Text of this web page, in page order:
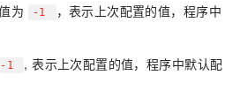
为 -1
，表示上次配置的值，程序中
-1
, 表示上次配置的值，程序中默认配